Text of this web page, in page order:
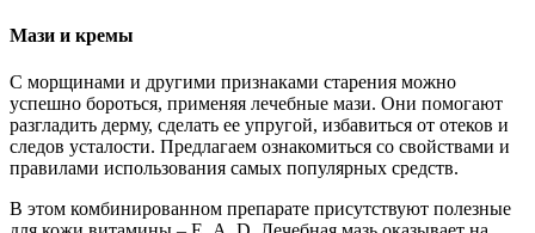
Мази и кремы
С морщинами и другими признаками старения можно
успешно бороться, применяя лечебные мази. Они помогают
разгладить дерму, сделать ее упругой, избавиться от отеков и
следов усталости. Предлагаем ознакомиться со свойствами и
правилами использования самых популярных средств.
В этом комбинированном препарате присутствуют полезные